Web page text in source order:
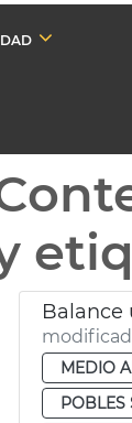
Balance
MEDIO
POBLES